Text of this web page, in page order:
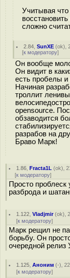
Учитывая что
сложно
2.84 ,SunXE (ok),
[к модератору]
Он вообще
Он видит в
есть пробелы и
Начиная
троллит
opensource.
обзаводится
разрабов на
Браво Марк!
1.86 ,Fracta1L (ok),
[к модератору]
Просто
разброда и
1.122 ,Vladjmir(ok),
[к модератору]
Марк рещил не
борьбу. Он
очередной релиз
1.125 ,Аноним (-),
[к модератору]